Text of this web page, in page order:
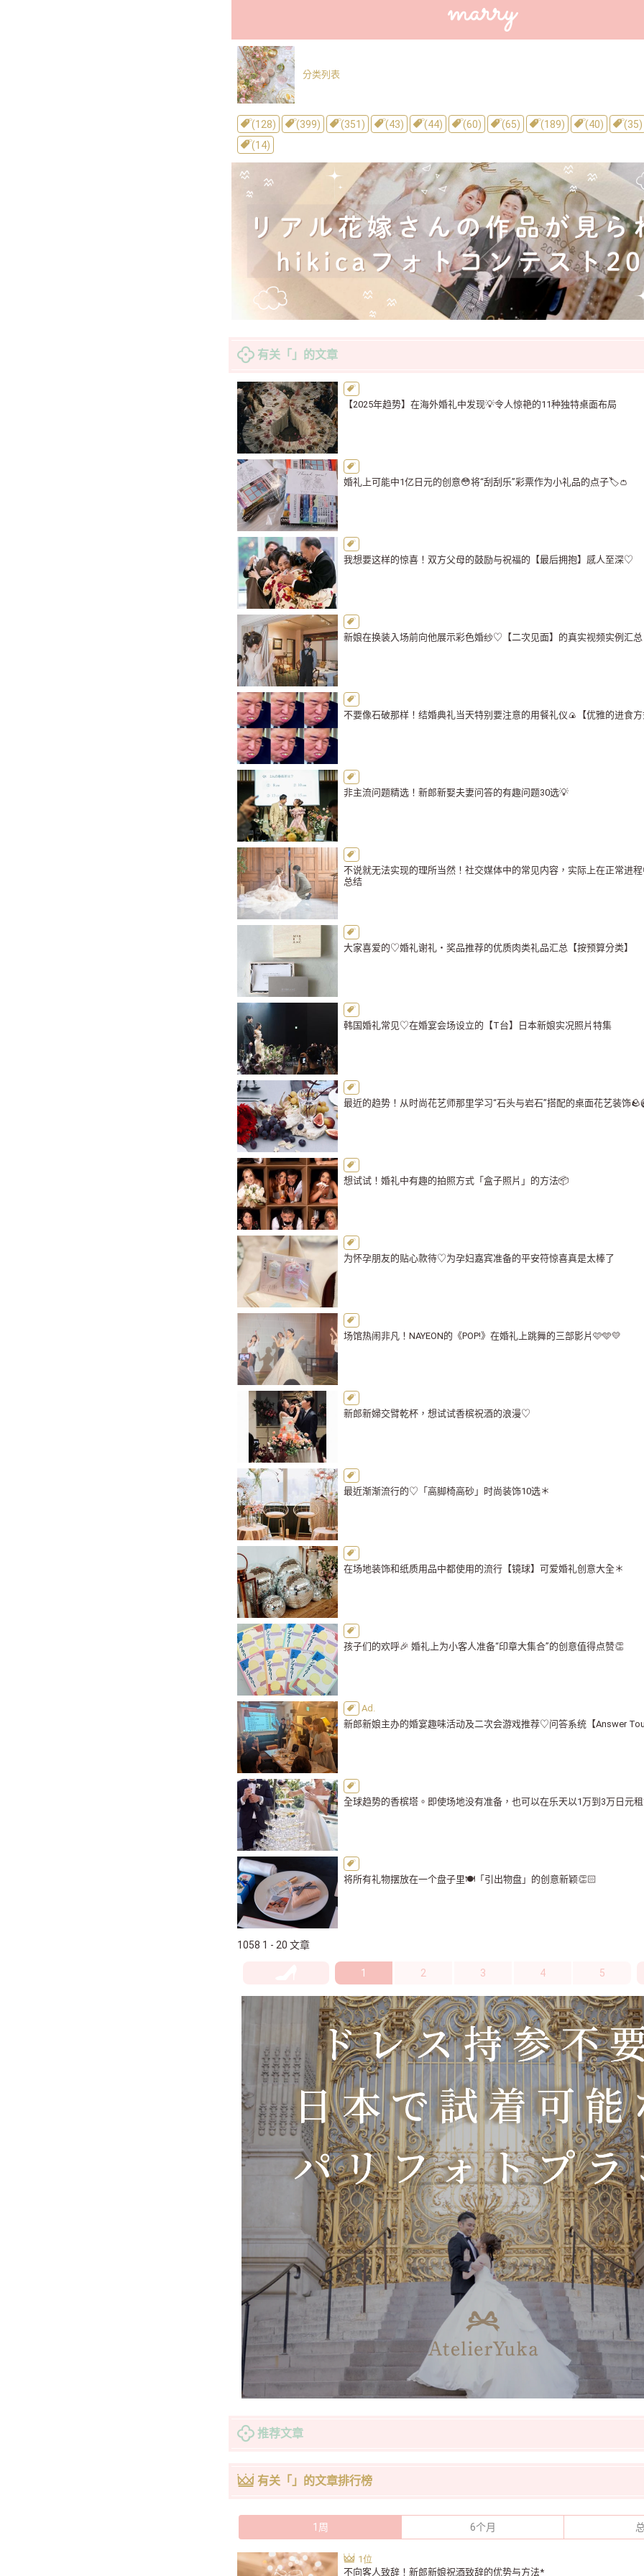
分类列表
(128) (399) (351) (43) (44) (60) (65) (189) (40)
(35)
(14)
有关「」的文章
【2025年趋势】在海外婚礼中发现💡令人惊艳的11种独特桌面布局
婚礼上可能中1亿日元的创意😳将“刮刮乐”彩票作为小礼品的点子🏷️👛
我想要这样的惊喜！双方父母的鼓励与祝福的【最后拥抱】感人至深♡
新娘在换装入场前向他展示彩色婚纱♡【二次见面】的真实视频实例汇总
不要像石破那样！结婚典礼当天特别要注意的用餐礼仪🍙【优雅的进食
非主流问题精选！新郎新娶夫妻问答的有趣问题30选💡
不说就无法实现的理所当然！社交媒体中的常见内容，实际上在正常进
总结
大家喜爱的♡婚礼谢礼・奖品推荐的优质肉类礼品汇总【按预算分类】
韩国婚礼常见♡在婚宴会场设立的【T台】日本新娘实况照片特集
最近的趋势！从时尚花艺师那里学习“石头与岩石”搭配的桌面花艺装饰
想试试！婚礼中有趣的拍照方式「盒子照片」的方法📦
为怀孕朋友的贴心款待♡为孕妇嘉宾准备的平安符惊喜真是太棒了
场馆热闹非凡！NAYEON的《POP!》在婚礼上跳舞的三部影片🩷🩵💛
新郎新婦交臂乾杯，想试试香槟祝酒的浪漫♡
最近渐渐流行的♡「高脚椅高砂」时尚装饰10选＊
在场地装饰和纸质用品中都使用的流行【镜球】可爱婚礼创意大全＊
孩子们的欢呼🎉 婚礼上为小客人准备“印章大集合”的创意值得点赞👏
新郎新娘主办的婚宴趣味活动及二次会游戏推荐♡问答系统【Answer
全球趋势的香槟塔。即使场地没有准备，也可以在乐天以1万到3万日元
将所有礼物摆放在一个盘子里🍽️「引出物盘」的创意新颖👏🏻
1058 1 - 20 文章
1 2 3 4 5
推荐文章
有关「」的文章排行榜
1周 6个月
不向客人致辞！新郎新娘祝酒致辞的优势与方法*